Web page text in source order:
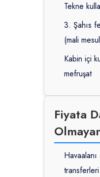
Tekne
3. Şahıs
(mali
Kabin içi
mefruşat
Fiyata
transferleri